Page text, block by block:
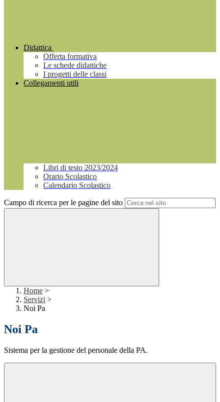
Didattica
Offerta formativa
Le schede didattiche
I progetti delle classi
Collegamenti utili
Libri di testo 2023/2024
Orario Scolastico
Calendario Scolastico
Campo di ricerca per le pagine del sito
Home >
Servizi >
Noi Pa
Noi Pa
Sistema per la gestione del personale della PA.